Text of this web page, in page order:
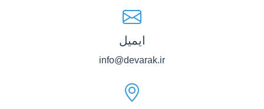
ایمیل
info@devarak.ir